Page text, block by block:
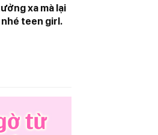
xa mà lại
teen girl.